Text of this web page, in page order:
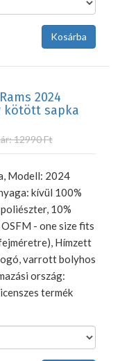
2024
kötött sapka
12990 Ft
Modell: 2024
kívül 100%
10%
- one size fits
Hímzett
varrott bolyhos
ország:
termék